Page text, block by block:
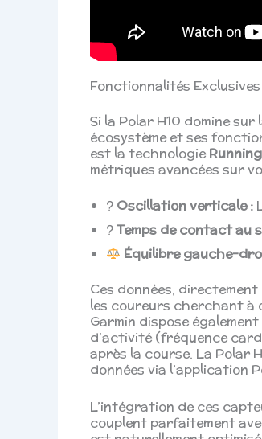
Fonctionnalités
Si la Polar H10 domine
écosystème et ses
est la technologie
métriques avancées sur
? Oscillation verticale :
?Temps de contact au
Équilibre gauche-
Ces données,
les coureurs cherchant à
Garmin dispose
d’activité (fréquence
après la course. La Polar
données via l’application
L’intégration de ces
couplent parfaitement